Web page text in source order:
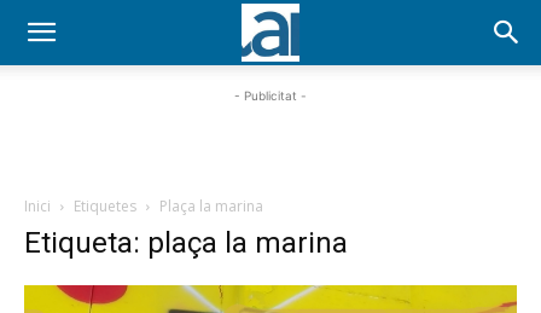
- Publicitat -
Inici Etiquetes Plaça la marina
Etiqueta: plaça la marina